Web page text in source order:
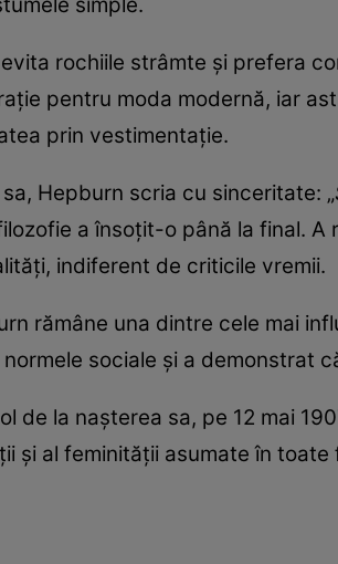
simple.
rochiile strâmte și prefera
pentru moda modernă, iar
prin vestimentație.
Hepburn scria cu sinceritate: „
a însoțit-o până la final.
indiferent de criticile vremii.
rămâne una dintre cele mai
sociale și a demonstrat
de la nașterea sa, pe 12 mai
și al feminității asumate în toate